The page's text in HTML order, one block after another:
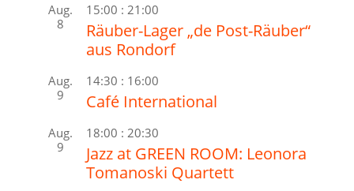
Aug.
8
15:00 : 21:00
Räuber-Lager „de Post-Räuber“
aus Rondorf
Aug.
9
14:30 : 16:00
Café International
Aug.
9
18:00 : 20:30
Jazz at GREEN ROOM: Leonora
Tomanoski Quartett